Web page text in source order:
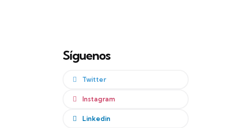
Síguenos
Twitter
Instagram
Linkedin